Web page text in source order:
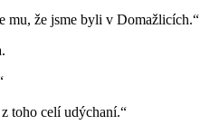
mu, že jsme byli v Domažlicích.“
toho celí udýchaní.“